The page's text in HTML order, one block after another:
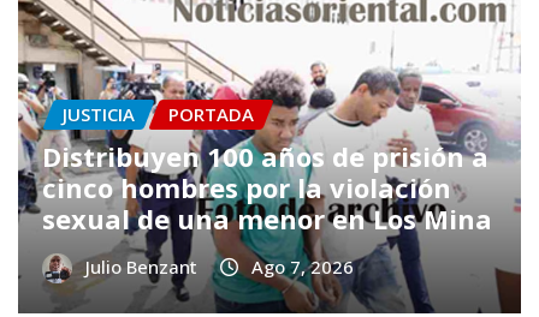
JUSTICIA PORTADA
Distribuyen 100 años de prisión a
cinco hombres por la violación
sexual de una menor en Los Mina
Julio Benzant Ago 7, 2026